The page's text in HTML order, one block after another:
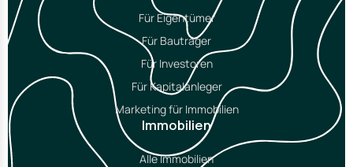
Für Eigentümer
Für Bauträger
Für Investoren
Für Kapitalanleger
Marketing für Immobilien
Immobilien
Alle Immobilien